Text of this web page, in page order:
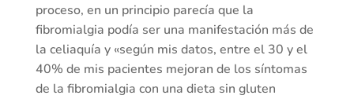
proceso, en un principio parecía que la
fibromialgia podía ser una manifestación más de
la celiaquía y «según mis datos, entre el 30 y el
40% de mis pacientes mejoran de los síntomas
de la fibromialgia con una dieta sin gluten